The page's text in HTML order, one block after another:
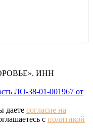
ИНН
ЛО-38-01-001967 от
даете согласие на
с политикой